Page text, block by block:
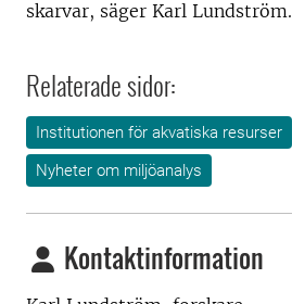
skarvar, säger Karl Lundström.
Relaterade sidor:
Institutionen för akvatiska resurser
Nyheter om miljöanalys
Kontaktinformation